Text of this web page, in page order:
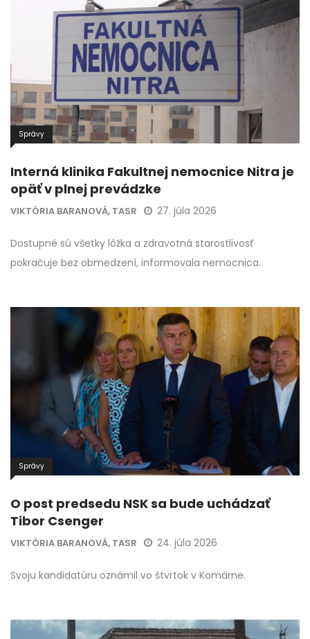
Správy
Interná klinika Fakultnej nemocnice Nitra je
opäť v plnej prevádzke
VIKTÓRIA BARANOVÁ, TASR 27. júla 2026
Dostupné sú všetky lôžka a zdravotná starostlivosť
pokračuje bez obmedzení, informovala nemocnica.
Správy
O post predsedu NSK sa bude uchádzať
Tibor Csenger
VIKTÓRIA BARANOVÁ, TASR 24. júla 2026
Svoju kandidatúru oznámil vo štvrtok v Komárne.